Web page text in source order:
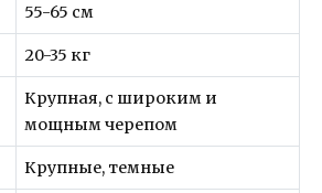
55-65 см
20-35 кг
Крупная, с широким и
мощным черепом
Крупные, темные